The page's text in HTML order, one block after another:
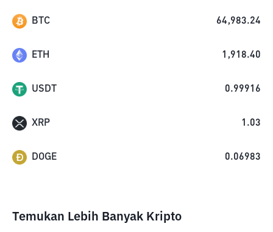
BTC 64,983.24
ETH 1,918.40
USDT 0.99916
XRP 1.03
DOGE 0.06983
Temukan Lebih Banyak Kripto